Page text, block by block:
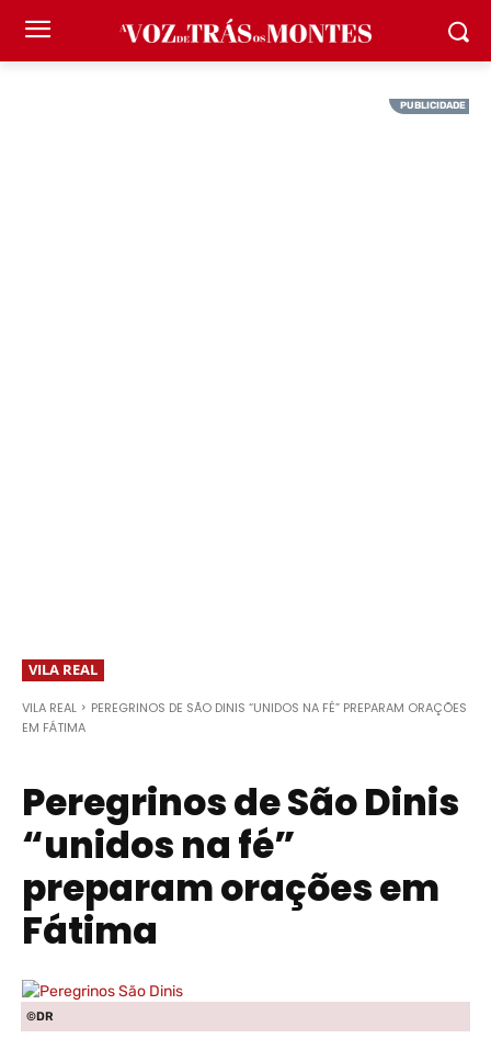
VILA REAL
VILA REAL
PEREGRINOS DE SÃO DINIS “UNIDOS NA FÉ” PREPARAM ORAÇÕES
EM FÁTIMA
Peregrinos de São Dinis
“unidos na fé”
preparam orações em
Fátima
©DR